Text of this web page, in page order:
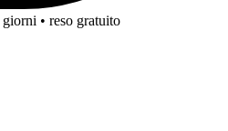
• reso gratuito